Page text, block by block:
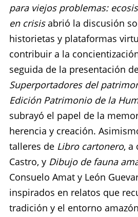
para viejos problemas:
en crisisabrió la discusión
historietas y plataformas
contribuir a la
seguida de la presentación
Superportadores del
Edición Patrimonio de la
subrayó el papel de la
herencia y creación.
talleres de Libro cartonero, a
Castro, y Dibujo de fauna
Consuelo Amat y León
inspirados en relatos que
tradición y el entorno